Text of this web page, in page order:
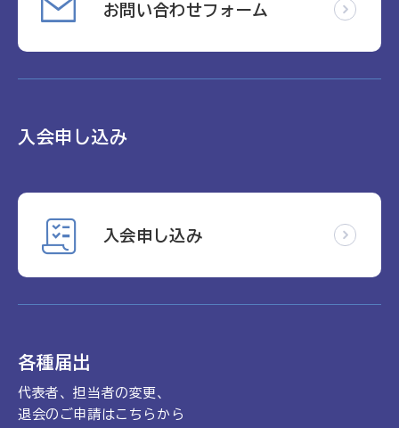
お問い合わせフォーム
入会申し込み
入会申し込み
各種届出
代表者、担当者の変更、
退会のご申請はこちらから